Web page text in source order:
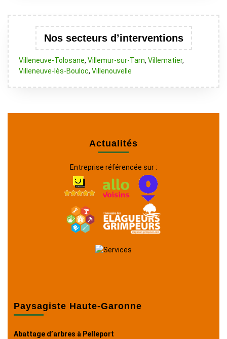
Nos secteurs d’interventions
Villeneuve-Tolosane, Villemur-sur-Tarn, Villematier,
Villeneuve-lès-Bouloc, Villenouvelle
Actualités
Entreprise référencée sur :
Paysagiste Haute-Garonne
Abattage d’arbres à Pelleport